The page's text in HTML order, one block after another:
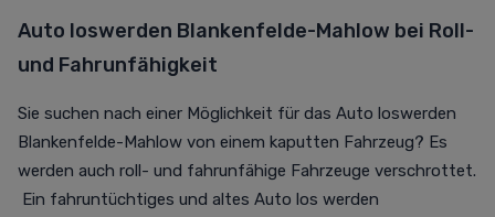
Auto loswerden Blankenfelde-Mahlow bei Roll-
und Fahrunfähigkeit
Sie suchen nach einer Möglichkeit für das Auto loswerden
Blankenfelde-Mahlow von einem kaputten Fahrzeug? Es
werden auch roll- und fahrunfähige Fahrzeuge verschrottet.
Ein fahruntüchtiges und altes Auto los werden